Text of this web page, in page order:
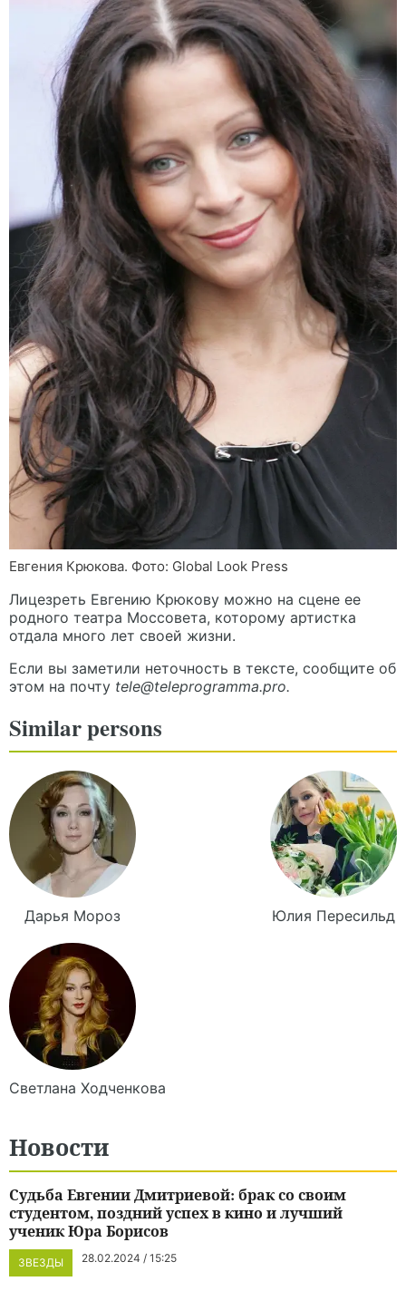
Евгения Крюкова. Фото: Global Look Press
Лицезреть Евгению Крюкову можно на сцене ее
родного театра Моссовета, которому артистка
отдала много лет своей жизни.
Если вы заметили неточность в тексте, сообщите об
этом на почту tele@teleprogramma.pro.
Similar persons
Дарья Мороз Юлия Пересильд
Светлана Ходченкова
Новости
ЗВЕЗДЫ 28.02.2024 / 15:25
Судьба Евгении Дмитриевой: брак со своим
студентом, поздний успех в кино и лучший
ученик Юра Борисов